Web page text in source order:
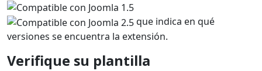
que indica en qué
versiones se encuentra la extensión.
Verifique su plantilla